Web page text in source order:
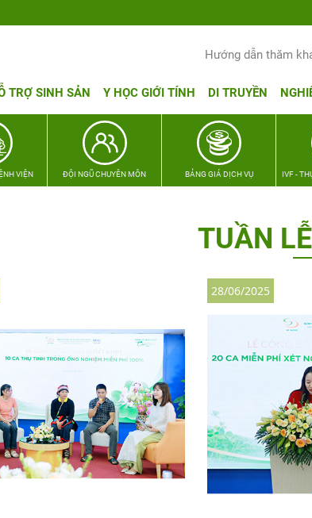
Hướng dẫn thăm
TRỢ SINH SẢN Y HỌC GIỚI TÍNH DI TRUYỀN
VIỆN ĐỘI NGŨ CHUYÊN MÔN BẢNG GIÁ DỊCH VỤ IVF -
TUẦN
28/06/2025